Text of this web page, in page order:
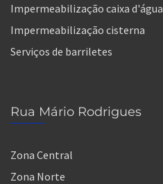
Impermeabilização caixa d'água
Impermeabilização cisterna
Serviços de barriletes
Rua Mário Rodrigues
Zona Central
Zona Norte